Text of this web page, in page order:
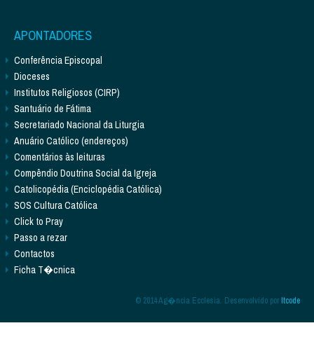
APONTADORES
Conferência Episcopal
Dioceses
Institutos Religiosos (CIRP)
Santuário de Fátima
Secretariado Nacional da Liturgia
Anuário Católico (endereços)
Comentários às leituras
Compêndio Doutrina Social da Igreja
Catolicopédia (Enciclopédia Católica)
SOS Cultura Católica
Click to Pray
Passo a rezar
Contactos
Ficha T�cnica
© 2014 Ag�ncia Ecclesia. Desenvolvido porItcode